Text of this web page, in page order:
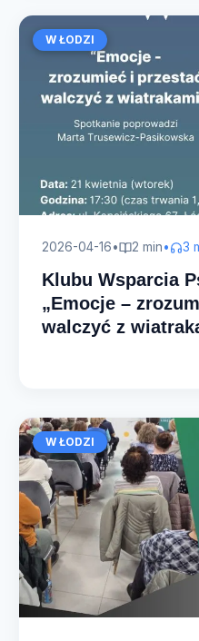
W ŁODZI
2026-04-16• 2 min• 3
Klubu Wsparcia
„Emocje –
walczyć z
W ŁODZI